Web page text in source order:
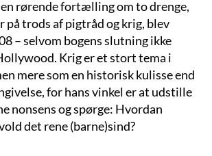
rørende fortælling om to drenge,
på trods af pigtråd og krig, blev
– selvom bogens slutning ikke
Krig er et stort tema i
mere som en historisk kulisse end
for hans vinkel er at udstille
nonsens og spørge: Hvordan
det rene (barne)sind?